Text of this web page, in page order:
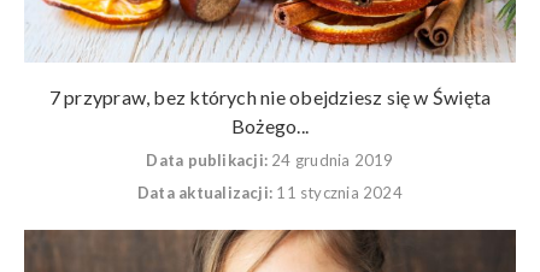
7 przypraw, bez których nie obejdziesz się w Święta
Bożego...
Data publikacji: 24 grudnia 2019
Data aktualizacji: 11 stycznia 2024